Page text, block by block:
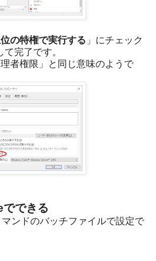
の特権で実行する 」にチェック
完了です。
者権限」と同じ意味のようで
できる
ンドのバッチファイルで設定で